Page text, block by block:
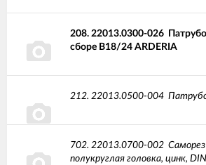
208. 22013.0300-026
сборе B18/24 ARDERIA
212. 22013.0500-004
702. 22013.0700-002
полукруглая головка, цинк,